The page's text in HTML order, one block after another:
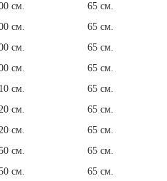
см.
65 см.
см.
65 см.
см.
65 см.
см.
65 см.
см.
65 см.
см.
65 см.
см.
65 см.
см.
65 см.
см.
65 см.